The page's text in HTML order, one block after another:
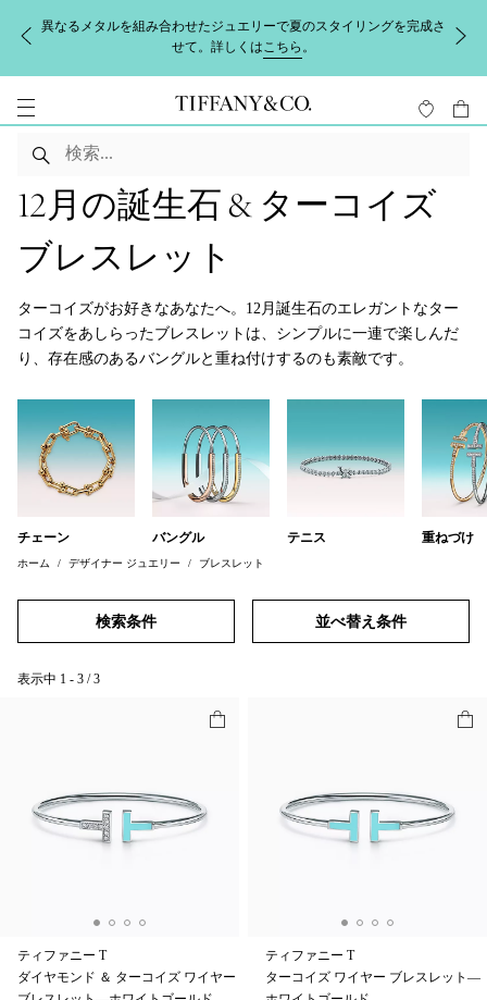
異なるメタルを組み合わせたジュエリーで夏のスタイリングを完成さ
せて。詳しくはこちら 。
12月の誕生石 & ターコイズ
ブレスレット
ターコイズがお好きなあなたへ。12月誕生石のエレガントなター
コイズをあしらったブレスレットは、シンプルに一連で楽しんだ
り、存在感のあるバングルと重ね付けするのも素敵です。
チェーン バングル テニス 重ねづけ
ホーム デザイナー ジュエリー ブレスレット
検索条件 並べ替え条件
表示中 1 - 3 / 3
ティファニー T
ダイヤモンド ＆ ターコイズ ワイヤー
ティファニー T
ターコイズ ワイヤー ブレスレット—